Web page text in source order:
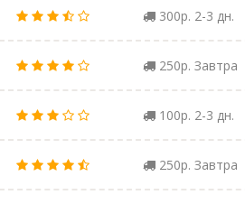
300р. 2-3 дн.
250р. Завтра
100р. 2-3 дн.
250р. Завтра